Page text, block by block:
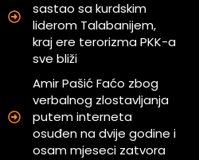
sastao sa kurdskim
liderom Talabanijem,
kraj ere terorizma PKK-a
sve bliži
Amir Pašić Faćo zbog
verbalnog zlostavljanja
putem interneta
osuđen na dvije godine i
osam mjeseci zatvora